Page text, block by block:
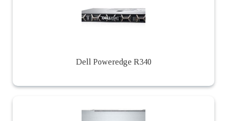
Dell Poweredge R340